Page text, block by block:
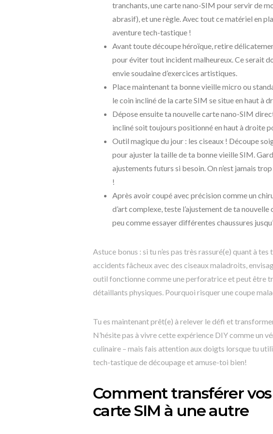
tranchants, une carte nano-SIM pour servir de
abrasif), et une règle. Avec tout ce matériel en
aventure tech-tastique !
Avant toute découpe héroïque, retire
pour éviter tout incident malheureux. Ce serait
envie soudaine d’exercices artistiques.
Place maintenant ta bonne vieille micro ou
le coin incliné de la carte SIM se situe en haut à
Dépose ensuite ta nouvelle carte nano-SIM
incliné soit toujours positionné en haut à droite
Outil magique du jour : les ciseaux ! Découpe
pour ajuster la taille de ta bonne vieille SIM.
ajustements futurs si besoin. On n’est jamais
!
Après avoir coupé avec précision comme un
d’art complexe, teste l’ajustement de ta
peu comme essayer différentes chaussures
Astuce bonus : si tu n’es pas très rassuré(e) quant à
accidents fâcheux avec des ciseaux maladroits,
outil fonctionne comme une perforatrice et peut être
détaillants physiques. Pourquoi risquer une coupe
Tu es maintenant prêt(e) à relever le défi et
N’hésite pas à vivre cette expérience DIY comme un
culinaire – mais fais attention aux doigts lorsque tu
tech-tastique de découpage et amuse-toi bien!
Comment transférer
carte SIM à une autre